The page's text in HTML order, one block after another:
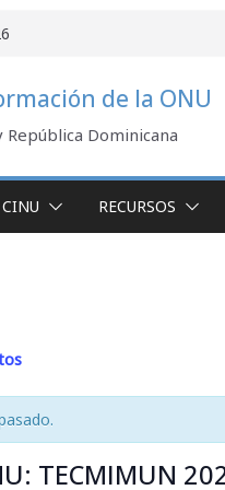
de la ONU
República Dominicana
RECURSOS
TECMIMUN